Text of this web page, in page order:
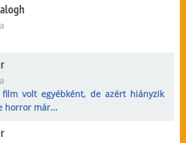
film volt egyébként, de azért hiányzik
horror már...